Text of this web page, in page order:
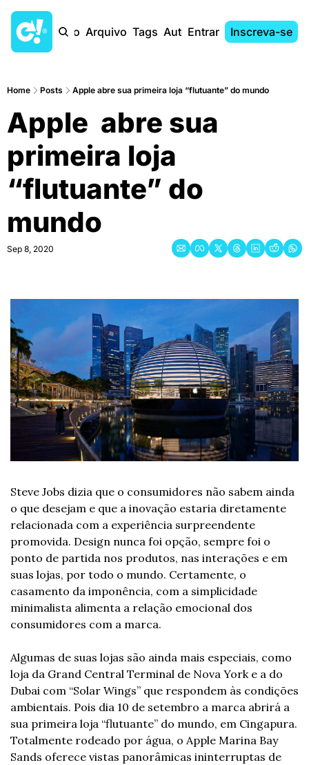
Início Arquivo Tags AutoresEntrar Inscreva-se
Home Posts Apple abre sua primeira loja “flutuante” do mundo
Apple  abre sua
primeira loja
“flutuante” do
mundo
Sep 8, 2020
Steve Jobs dizia que o consumidores não sabem ainda
o que desejam e que a inovação estaria diretamente
relacionada com a experiência surpreendente
promovida. Design nunca foi opção, sempre foi o
ponto de partida nos produtos, nas interações e em
suas lojas, por todo o mundo. Certamente, o
casamento da imponência, com a simplicidade
minimalista alimenta a relação emocional dos
consumidores com a marca.
Algumas de suas lojas são ainda mais especiais, como
loja da Grand Central Terminal de Nova York e a do
Dubai com “Solar Wings” que respondem às condições
ambientais. Pois dia 10 de setembro a marca abrirá a
sua primeira loja “flutuante” do mundo, em Cingapura.
Totalmente rodeado por água, o Apple Marina Bay
Sands oferece vistas panorâmicas ininterruptas de